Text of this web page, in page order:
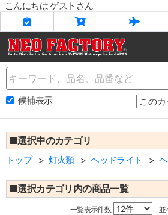
こんにちは ゲストさん
Name
候補表示
■選択中のカテゴリ
トップ 灯火類 ヘッドライト
■選択カテゴリ内の商品一覧
一覧表示件数 並